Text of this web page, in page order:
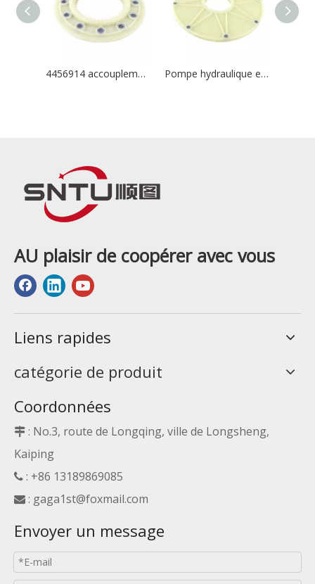
4456914 accouplement sans moyeu pour HITACHI ZAX470 ZAX450 ZX500 JOHN DEERE 450CLC pour YCCPU 295*48 dents Pompe hydraulique en caoutchouc, bride 102 – 1733, accouplement flexible avec moyeu 314x47 dents pour YCCPU, vente en gros
AU plaisir de coopérer avec vous
Liens rapides
catégorie de produit
Coordonnées
 : No.3, route de Longqing, ville de Longsheng,
Kaiping
 : +86 13189869085
 : gaga1st@foxmail.com
Envoyer un message